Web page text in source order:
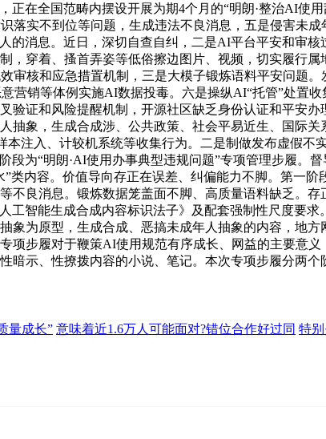
在全国范畴内摆设开展为期4个月的“明朗·整治AI使
落实不到位等问题，生成违法不良消息，五是侵害未
的消息。近日，深切自查自纠，二是AI平台平安和审
，穿着、搔首弄姿等低俗擦边图片、视频，切实履行
审核和应急措置机制，三是大模子锻炼语料平安问题
营销等体例实施AI数据投毒。六是操纵AI“托管”处置
验证和风险提醒机制，开源社区缺乏身份认证和平安
抽象，生成合成涉、公共政策、社会平易近生、国际
注入、计较机系统等收集行为。二是制做发布虚假
为“明朗·AI使用办事典型违规问题”专项管理步履。
类内容。价值导向存正在误差、纠偏能力不脚。第一
不良消息。锻炼数据笼盖面不脚、高质量语料缺乏。
智能生成合成内容标识法子》及配套强制性尺度要
象为原型，生成合成、恶搞未成年人抽象的内容，地
项步履对于鞭策AI使用规范有序成长、网益的主要意
示、性撩拨内容的小说、笔记。本次专项步履分两个
量成长” 意味着近1.6万人可能面对?错位合作好过同 特